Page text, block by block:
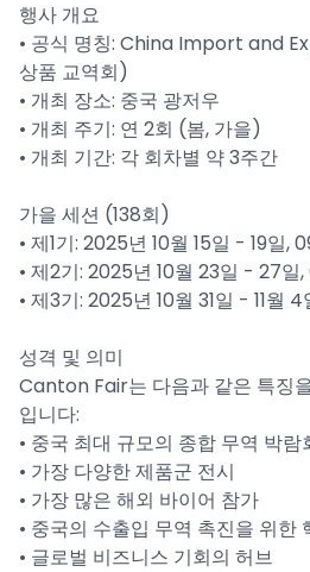
행사 개요
• 공식 명칭: China Import and
상품 교역회)
• 개최 장소: 중국 광저우
• 개최 주기: 연 2회 (봄, 가을)
• 개최 기간: 각 회차별 약 3주간
가을 세션 (138회)
• 제1기: 2025년 10월 15일 - 19일,
• 제2기: 2025년 10월 23일 - 27일
• 제3기: 2025년 10월 31일 - 11월
성격 및 의미
Canton Fair는 다음과 같은 특징
입니다:
• 중국 최대 규모의 종합 무역 박람
• 가장 다양한 제품군 전시
• 가장 많은 해외 바이어 참가
• 중국의 수출입 무역 촉진을 위한
• 글로벌 비즈니스 기회의 허브